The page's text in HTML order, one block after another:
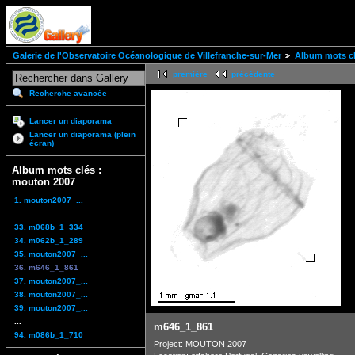
Galerie de l'Observatoire Océanologique de Villefranche-sur-Mer Album mots
Recherche avancée
Lancer un diaporama
Lancer un diaporama (plein
écran)
Album mots clés :
mouton 2007
1. mouton2007_...
33. m068b_1_334
34. m062b_1_289
35. mouton2007_...
36. m646_1_861
37. mouton2007_...
38. mouton2007_...
39. mouton2007_...
94. m086b_1_710
première précédente
m646_1_861
Project: MOUTON 2007